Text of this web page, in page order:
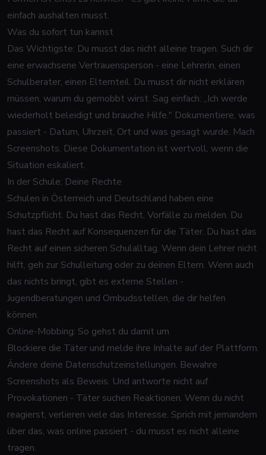
einfach aushalten musst.
Was du sofort tun kannst
Das Wichtigste: Du musst das nicht alleine tragen. Such dir
eine erwachsene Vertrauensperson - eine Lehrerin, einen
Schulberater, einen Elternteil. Du musst dir nicht erklären
müssen, warum du gemobbt wirst. Sag einfach: „Ich werde
wiederholt beleidigt und brauche Hilfe." Dokumentiere, was
passiert - Datum, Uhrzeit, Ort und was gesagt wurde. Mach
Screenshots. Diese Dokumentation ist wertvoll, wenn die
Situation eskaliert.
In der Schule: Deine Rechte
Schulen in Österreich und Deutschland haben eine
Schutzpflicht. Du hast das Recht, Vorfälle zu melden. Du
hast das Recht auf Konsequenzen für die Täter. Du hast das
Recht auf einen sicheren Schulalltag. Wenn dein Lehrer nicht
hilft, geh zur Schulleitung oder zu deinen Eltern. Wenn auch
das nichts bringt, gibt es externe Stellen -
Jugendberatungen und Ombudsstellen, die dir helfen
können.
Online-Mobbing: So gehst du damit um
Blockiere die Täter und melde ihre Inhalte auf der Plattform.
Ändere deine Datenschutzeinstellungen. Bewahre
Screenshots als Beweis. Und antworte nicht auf
Provokationen - Täter suchen Reaktionen. Wenn du nicht
reagierst, verlieren viele das Interesse. Sprich mit jemandem
über das, was online passiert - du musst es nicht alleine
tragen.